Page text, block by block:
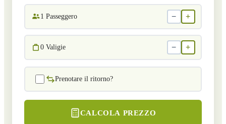
1 Passeggero − +
0 Valigie − +
Prenotare il ritorno?
CALCOLA PREZZO